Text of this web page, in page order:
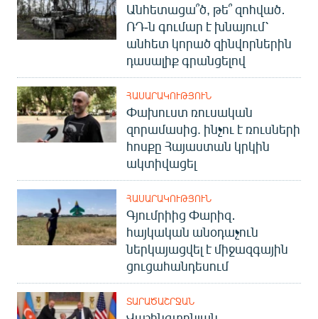
Անհետացա՞ծ, թե՞ զոհված․
ՌԴ-ն գումար է խնայում՝
անհետ կորած զինվորներին
դասալիք գրանցելով
ՀԱՍԱՐԱԿՈՒԹՅՈՒՆ
Փախուստ ռուսական
զորամասից. ինչու է ռուսների
հոսքը Հայաստան կրկին
ակտիվացել
ՀԱՍԱՐԱԿՈՒԹՅՈՒՆ
Գյումրիից Փարիզ․
հայկական անօդաչուն
ներկայացվել է միջազգային
ցուցահանդեսում
ՏԱՐԱԾԱՇՐՋԱՆ